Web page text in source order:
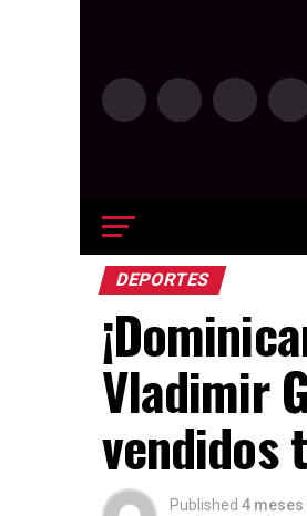
DEPORTES
Vladimir
vendidos
Published 4 meses